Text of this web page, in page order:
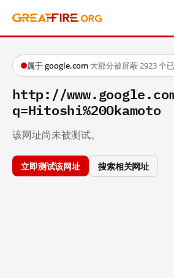
属于 google.com·大部分被屏蔽·2923 个
http://
q=Hitoshi%20Okamoto
该网址尚未被测试。
立即测试该网址 搜索相关网址